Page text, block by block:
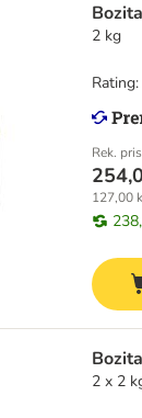
2 kg
Rek.
127,00
2 x 2